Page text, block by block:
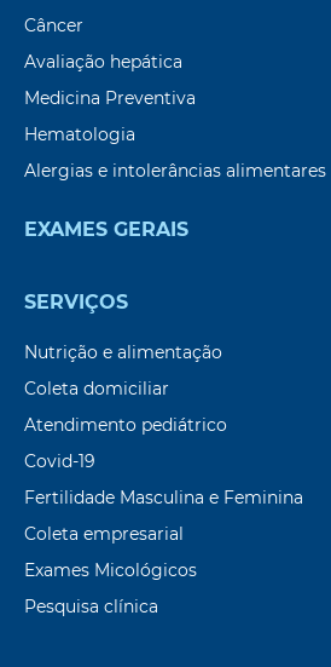
Câncer
Avaliação hepática
Medicina Preventiva
Hematologia
Alergias e intolerâncias alimentares
EXAMES GERAIS
SERVIÇOS
Nutrição e alimentação
Coleta domiciliar
Atendimento pediátrico
Covid-19
Fertilidade Masculina e Feminina
Coleta empresarial
Exames Micológicos
Pesquisa clínica